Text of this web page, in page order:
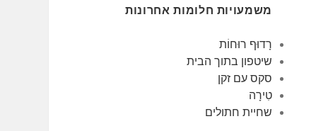
משמעויות חלומות אחרונות
רָדוּף רוּחוֹת
שיטפון בתוך הבית
סקס עם זקן
טִירָה
שחיית חתולים